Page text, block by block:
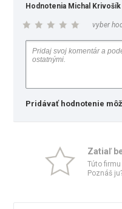
Hodnotenia Michal Krivošík
vyber
Pridávať hodnotenie
Zatiaľ
Túto
Poznáš